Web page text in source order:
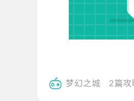
梦幻之城 2篇攻